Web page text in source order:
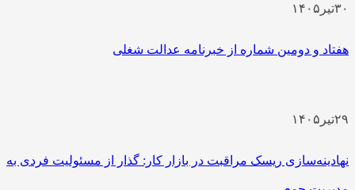
۳۰تیر ۱۴۰۵
هفتاد و دومین شماره از خبرنامه عدالت شغلی
۲۹تیر ۱۴۰۵
نهادینه‌سازی ریسک مراقبت در بازار کار: گذار از مسئولیت فردی به